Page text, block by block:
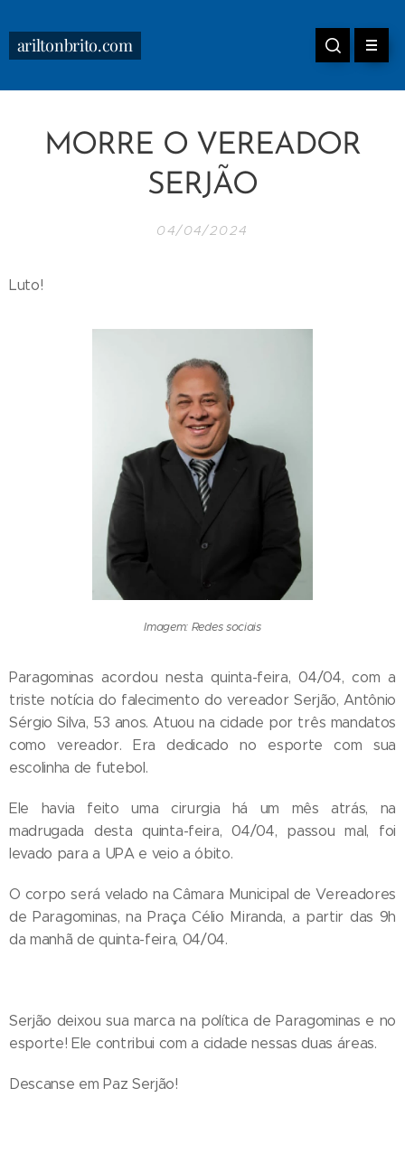
ariltonbrito.com
MORRE O VEREADOR
SERJÃO
04/04/2024
Luto!
Imagem: Redes sociais
Paragominas acordou nesta quinta-feira, 04/04, com a
triste notícia do falecimento do vereador Serjão, Antônio
Sérgio Silva, 53 anos. Atuou na cidade por três mandatos
como vereador. Era dedicado no esporte com sua
escolinha de futebol.
Ele havia feito uma cirurgia há um mês atrás, na
madrugada desta quinta-feira, 04/04, passou mal, foi
levado para a UPA e veio a óbito.
O corpo será velado na Câmara Municipal de Vereadores
de Paragominas, na Praça Célio Miranda, a partir das 9h
da manhã de quinta-feira, 04/04.
Serjão deixou sua marca na política de Paragominas e no
esporte! Ele contribui com a cidade nessas duas áreas.
Descanse em Paz Serjão!